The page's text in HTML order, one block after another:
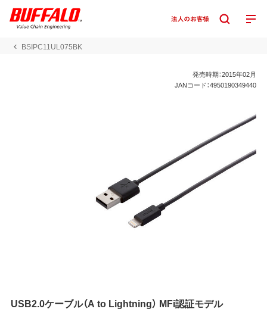
BSIPC11UL075BK
発売時期：2015年02月
JANコード：4950190349440
USB2.0ケーブル（A to Lightning） MFi認証モデル